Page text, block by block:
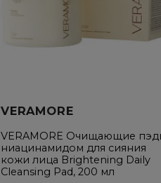
VERAMORE
VERAMORE Очищающие
ниацинамидом для сияния
кожи лица Brightening Daily
Cleansing Pad, 200 мл